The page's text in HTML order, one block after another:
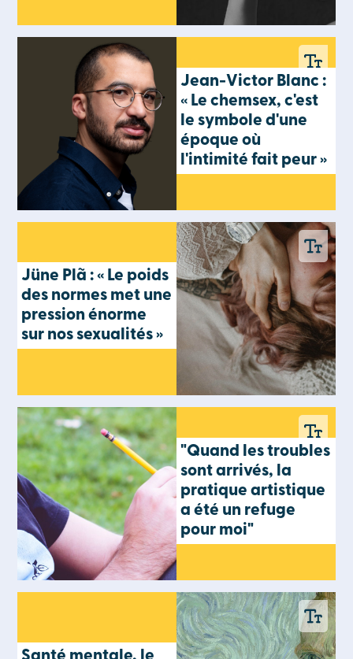
Jean-Victor Blanc :
« Le chemsex, c'est
le symbole d'une
époque où
l'intimité fait peur »
Jüne Plã : « Le poids
des normes met une
pression énorme
sur nos sexualités »
"Quand les troubles
sont arrivés, la
pratique artistique
a été un refuge
pour moi"